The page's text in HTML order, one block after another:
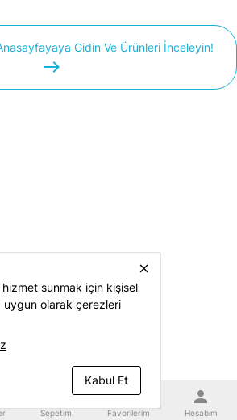
Gidin Ve Ürünleri İnceleyin!
easts
Sepetim
favorite
Favorilerim
person
Hesabım
close
sunmak için kişisel
uygun olarak çerezleri
Kabul Et